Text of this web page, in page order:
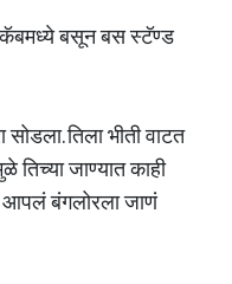
कॅबमध्ये बसून बस स्टॅण्ड
तिला भीती वाटत
तिच्या जाण्यात काही
बंगलोरला जाणं